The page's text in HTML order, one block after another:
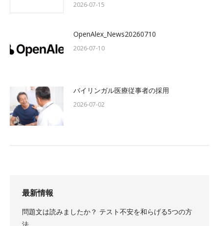
2026-07-15
OpenAlex_News20260710
2026-07-10
バイリンガル医療従事者の採用
2026-07-02
最新情報
問題文は読みましたか？ テスト不安を和らげる5つの方